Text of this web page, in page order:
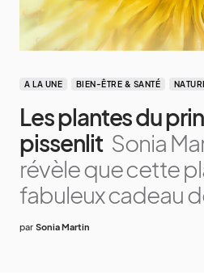
A LA UNE BIEN-ÊTRE & SANTÉ
Les plantes du
pissenlit Sonia
révèle que cette
fabuleux cadeau
par Sonia Martin